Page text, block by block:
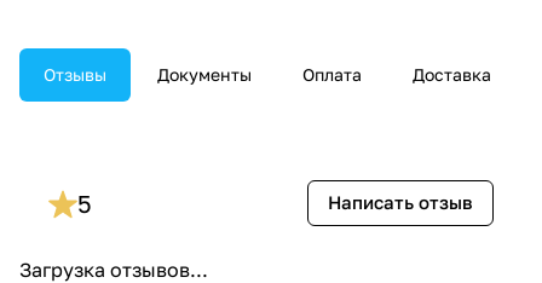
Отзывы Документы Оплата Доставка
Загрузка отзывов...
5 Написать отзыв